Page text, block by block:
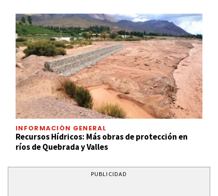
INFORMACIÓN GENERAL
Recursos Hídricos: Más obras de protección en
ríos de Quebrada y Valles
PUBLICIDAD